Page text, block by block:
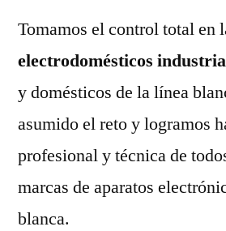
Tomamos el control total en
electrodomésticos
y domésticos de la línea
asumido el reto y logramos
profesional y técnica de
marcas de aparatos
blanca.